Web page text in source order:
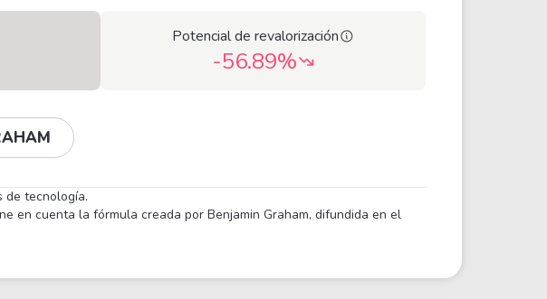
Potencial de revalorización
-56.89%
de tecnología.
en cuenta la fórmula creada por Benjamin Graham, difundida en el